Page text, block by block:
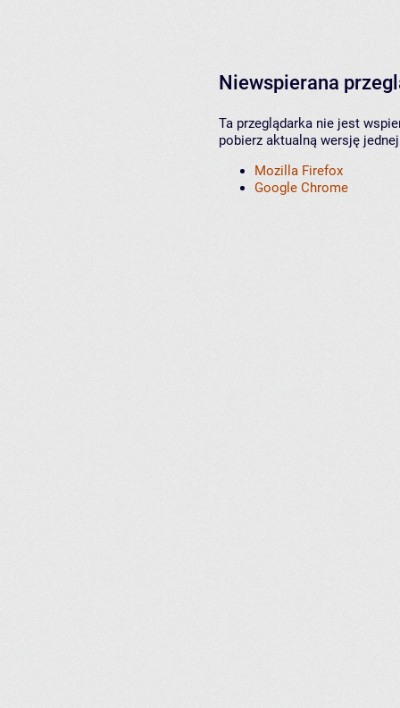
Niewspierana
Ta przeglądarka nie jest
pobierz aktualną wersję
Mozilla Firefox
Google Chrome